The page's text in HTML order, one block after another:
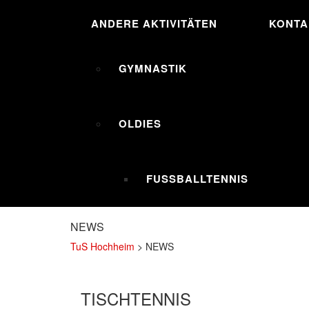
ANDERE AKTIVITÄTEN
GYMNASTIK
OLDIES
FUSSBALLTENNIS
NEWS
TuS Hochheim > NEWS
TISCHTENNIS